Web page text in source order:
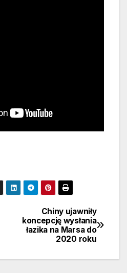
Chiny ujawniły
koncepcję wysłania
łazika na Marsa do
2020 roku